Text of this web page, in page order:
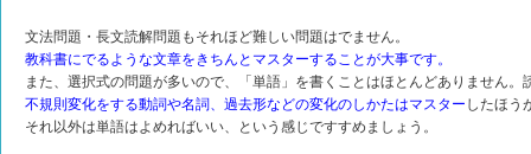
文法問題・長文読解問題もそれほど難しい問題はでません。
教科書にでるような文章をきちんとマスターすることが大事です。
また、選択式の問題が多いので、「単語」を書くことはほとんどありません。
不規則変化をする動詞や名詞、過去形などの変化のしかたはマスター したほう
それ以外は単語はよめればいい、という感じですすめましょう。